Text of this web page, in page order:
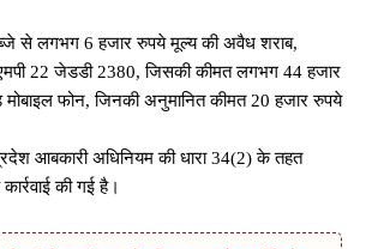
से लगभग 6 हजार रुपये मूल्य की अवैध शराब,
22 जेडडी 2380, जिसकी कीमत लगभग 44 हजार
मोबाइल फोन, जिनकी अनुमानित कीमत 20 हजार रुपये
आबकारी अधिनियम की धारा 34(2) के तहत
की गई है।